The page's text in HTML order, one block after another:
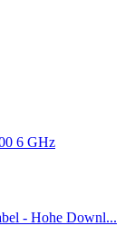
6 GHz
- Hohe Downl...